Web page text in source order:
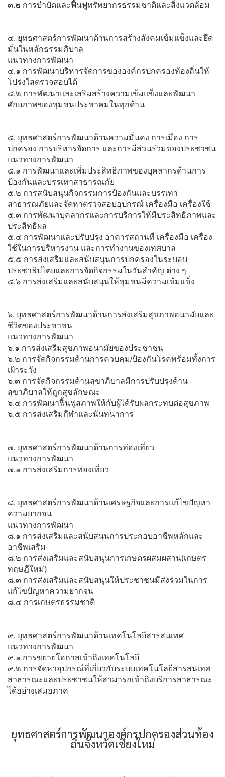
๓.๒ การบำบัดและฟื้นฟูทรัพยากรธรรมชาติและสิ่งแวดล้อม
๔. ยุทธศาสตร์การพัฒนาด้านการสร้างสังคมเข้มแข็งและยึด
มั่นในหลักธรรมภิบาล
แนวทางการพัฒนา
๔.๑ การพัฒนาบริหารจัดการขององค์กรปกครองท้องถิ่นให้
โปร่งใสตรวจสอบได้
๔.๒ การพัฒนาและเสริมสร้างความเข้มแข็งและพัฒนา
ศักยภาพของชุมชนประชาคมในทุกด้าน
๕. ยุทธศาสตร์การพัฒนาด้านความมั่นคง การเมือง การ
ปกครอง การบริหารจัดการ และการมีส่วนร่วมของประชาชน
แนวทางการพัฒนา
๕.๑ การพัฒนาและเพิ่มประสิทธิภาพของบุคลากรด้านการ
ป้องกันและบรรเทาสาธารณภัย
๕.๒ การสนับสนุนกิจกรรมการป้องกันและบรรเทา
สาธารณภัยและจัดหาตรวจสอบอุปกรณ์ เครื่องมือ เครื่องใช้
๕.๓ การพัฒนาบุคลากรและการบริการให้มีประสิทธิภาพและ
ประสิทธิผล
๕.๔ การพัฒนาและปรับปรุง อาคารสถานที่ เครื่องมือ เครื่อง
ใช้ในการบริหารงาน และการทำงานของเทศบาล
๕.๕ การส่งเสริมและสนับสนุนการปกครองในระบอบ
ประชาธิปไตยและการจัดกิจกรรมในวันสำคัญ ต่าง ๆ
๕.๖ การส่งเสริมและสนับสนุนให้ชุมชนมีความเข้มแข็ง
๖. ยุทธศาสตร์การพัฒนาด้านการส่งเสริมสุขภาพอนามัยและ
ชีวิตของประชาชน
แนวทางการพัฒนา
๖.๑ การส่งเสริมสุขภาพอนามัยของประชาชน
๖.๒ การจัดกิจกรรมด้านการควบคุม/ป้องกันโรคพร้อมทั้งการ
เฝ้าระวัง
๖.๓ การจัดกิจกรรมด้านสุขาภิบาลมีการปรับปรุงด้าน
สุขาภิบาลให้ถูกสุขลักษณะ
๖.๔ การพัฒนาฟื้นฟูสภาพให้กับผู้ได้รับผลกระทบต่อสุขภาพ
๖.๕ การส่งเสริมกีฬาและนันทนาการ
๗. ยุทธศาสตร์การพัฒนาด้านการท่องเที่ยว
แนวทางการพัฒนา
๗.๑ การส่งเสริมการท่องเที่ยว
๘. ยุทธศาสตร์การพัฒนาด้านเศรษฐกิจและการแก้ไขปัญหา
ความยากจน
แนวทางการพัฒนา
๘.๑ การส่งเสริมและสนับสนุนการประกอบอาชีพหลักและ
อาชีพเสริม
๘.๒ การส่งเสริมและสนับสนุนการเกษตรผสมผสาน(เกษตร
ทฤษฎีใหม่)
๘.๓ การส่งเสริมและสนับสนุนให้ประชาชนมีส่งร่วมในการ
แก้ไขปัญหาความยากจน
๘.๔ การเกษตรธรรมชาติ
๙. ยุทธศาสตร์การพัฒนาด้านเทคโนโลยีสารสนเทศ
แนวทางการพัฒนา
๙.๑ การขยายโอกาสเข้าถึงเทคโนโลยี
๙.๒ การจัดหาอุปกรณ์ที่เกี่ยวกับระบบเทคโนโลยีสารสนเทศ
สาธารณะและประชาชนให้สามารถเข้าถึงบริการสาธารณะ
ได้อย่างเสมอภาค
ยุทธศาสตร์การพัฒนาองค์กรปกครองส่วนท้อง
ถิ่นจังหวัดเชียงใหม่